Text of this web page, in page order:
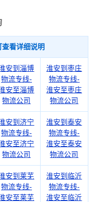
看详细说明
安到淄博
物流专线-
安至淄博
物流公司
淮安到枣庄
物流专线-
淮安至枣庄
物流公司
安到济宁
物流专线-
安至济宁
物流公司
淮安到泰安
物流专线-
淮安至泰安
物流公司
安到莱芜
物流专线-
安至莱芜
淮安到临沂
物流专线-
淮安至临沂